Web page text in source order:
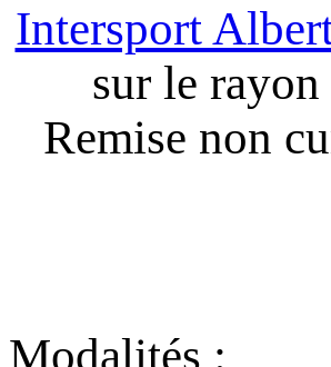
Intersport
sur le
Remise non
Modalités :